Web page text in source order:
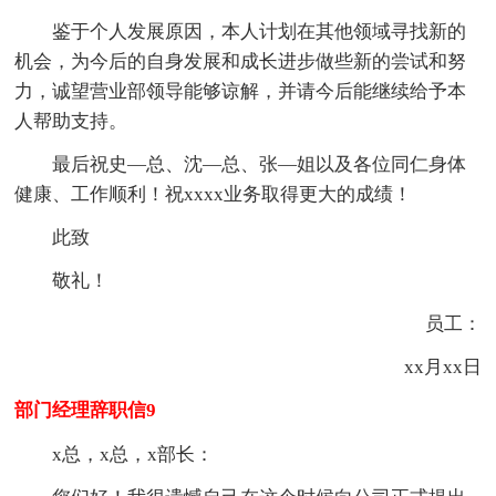
鉴于个人发展原因，本人计划在其他领域寻找新的
机会，为今后的自身发展和成长进步做些新的尝试和努
力，诚望营业部领导能够谅解，并请今后能继续给予本
人帮助支持。
最后祝史—总、沈—总、张—姐以及各位同仁身体
健康、工作顺利！祝xxxx业务取得更大的成绩！
此致
敬礼！
员工：
xx月xx日
部门经理辞职信9
x总，x总，x部长：